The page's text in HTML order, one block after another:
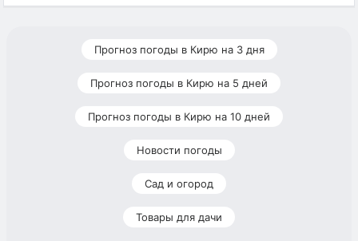
Прогноз погоды в Кирю на 3 дня
Прогноз погоды в Кирю на 5 дней
Прогноз погоды в Кирю на 10 дней
Новости погоды
Сад и огород
Товары для дачи